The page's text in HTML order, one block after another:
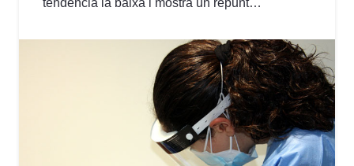
tendència la baixa i mostra un repunt…